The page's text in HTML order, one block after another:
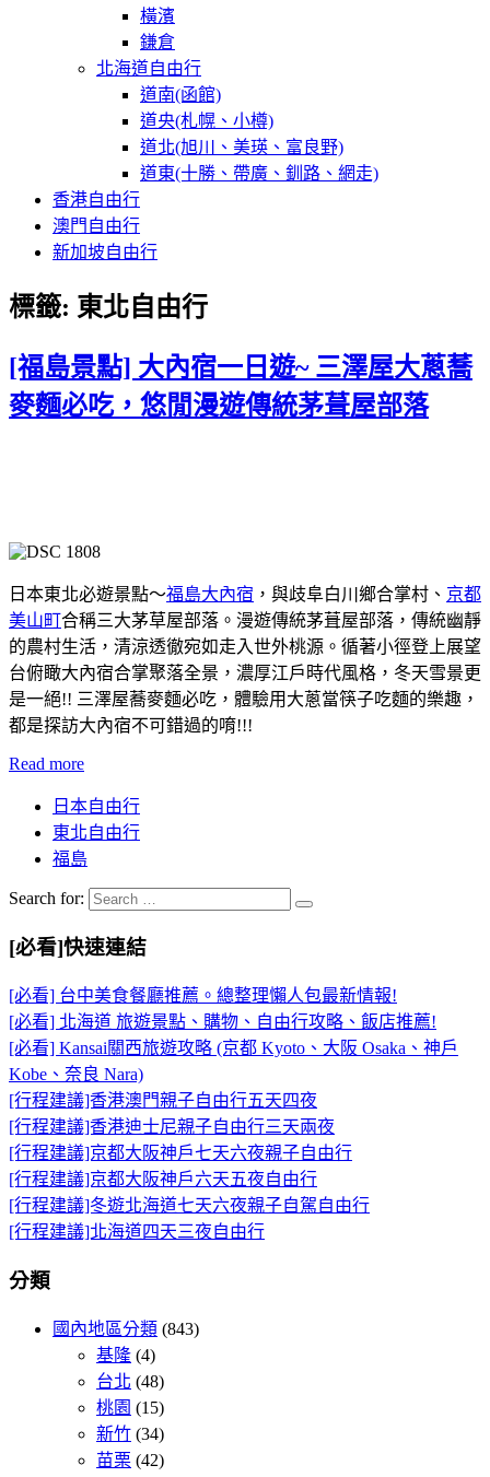
橫濱
鎌倉
北海道自由行
道南(函館)
道央(札幌、小樽)
道北(旭川、美瑛、富良野)
道東(十勝、帶廣、釧路、網走)
香港自由行
澳門自由行
新加坡自由行
標籤: 東北自由行
[福島景點] 大內宿一日遊~ 三澤屋大蔥蕎
麥麵必吃，悠閒漫遊傳統茅葺屋部落
日本東北必遊景點～福島大內宿 ，與歧阜白川鄉合掌村、 京都
美山町合稱三大茅草屋部落。漫遊傳統茅葺屋部落，傳統幽靜
的農村生活，清涼透徹宛如走入世外桃源。循著小徑登上展望
台俯瞰大內宿合掌聚落全景，濃厚江戶時代風格，冬天雪景更
是一絕!! 三澤屋蕎麥麵必吃，體驗用大蔥當筷子吃麵的樂趣，
都是探訪大內宿不可錯過的唷!!!
Read more
日本自由行
東北自由行
福島
Search for:
[必看]快速連結
[必看] 台中美食餐廳推薦。總整理懶人包最新情報!
[必看] 北海道 旅遊景點、購物、自由行攻略、飯店推薦!
[必看] Kansai關西旅遊攻略 (京都 Kyoto、大阪 Osaka、神戶
Kobe、奈良 Nara)
[行程建議]香港澳門親子自由行五天四夜
[行程建議]香港迪士尼親子自由行三天兩夜
[行程建議]京都大阪神戶七天六夜親子自由行
[行程建議]京都大阪神戶六天五夜自由行
[行程建議]冬遊北海道七天六夜親子自駕自由行
[行程建議]北海道四天三夜自由行
分類
國內地區分類 (843)
基隆 (4)
台北 (48)
桃園 (15)
新竹 (34)
苗栗 (42)